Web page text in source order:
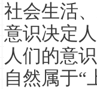
社会生活
意识决定
人们的意
自然属于“